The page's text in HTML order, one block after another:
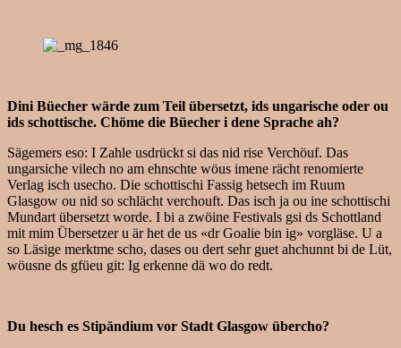
Dini Büecher wärde zum Teil übersetzt, ids ungarische oder ou
ids schottische. Chöme die Büecher i dene Sprache ah?
Sägemers eso: I Zahle usdrückt si das nid rise Verchöuf. Das
ungarsiche vilech no am ehnschte wöus imene rächt renomierte
Verlag isch usecho. Die schottischi Fassig hetsech im Ruum
Glasgow ou nid so schlächt verchouft. Das isch ja ou ine schottischi
Mundart übersetzt worde. I bi a zwöine Festivals gsi ds Schottland
mit mim Übersetzer u är het de us «dr Goalie bin ig» vorgläse. U a
so Läsige merktme scho, dases ou dert sehr guet ahchunnt bi de Lüt,
wöusne ds gfüeu git: Ig erkenne dä wo do redt.
Du hesch es Stipändium vor Stadt Glasgow übercho?